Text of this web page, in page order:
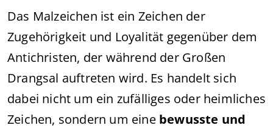
Das Malzeichen ist ein Zeichen der
Zugehörigkeit und Loyalität gegenüber dem
Antichristen, der während der Großen
Drangsal auftreten wird. Es handelt sich
dabei nicht um ein zufälliges oder heimliches
Zeichen, sondern um eine bewusste und